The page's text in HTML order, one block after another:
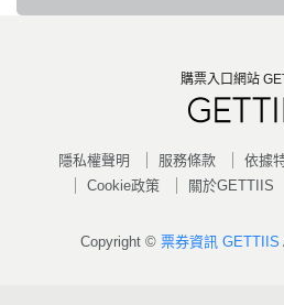
購票入口網站
隱私權聲明 服務條款
依據
Cookie政策
關於GETTIIS
Copyright © 票券資訊 GETTIIS